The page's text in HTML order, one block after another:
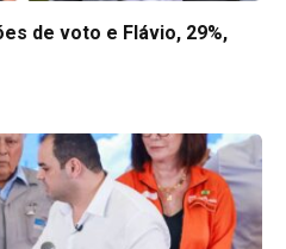
de voto e Flávio, 29%,